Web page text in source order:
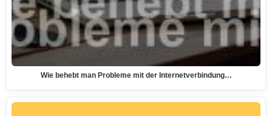
Wie behebt man Probleme mit der Internetverbindung…